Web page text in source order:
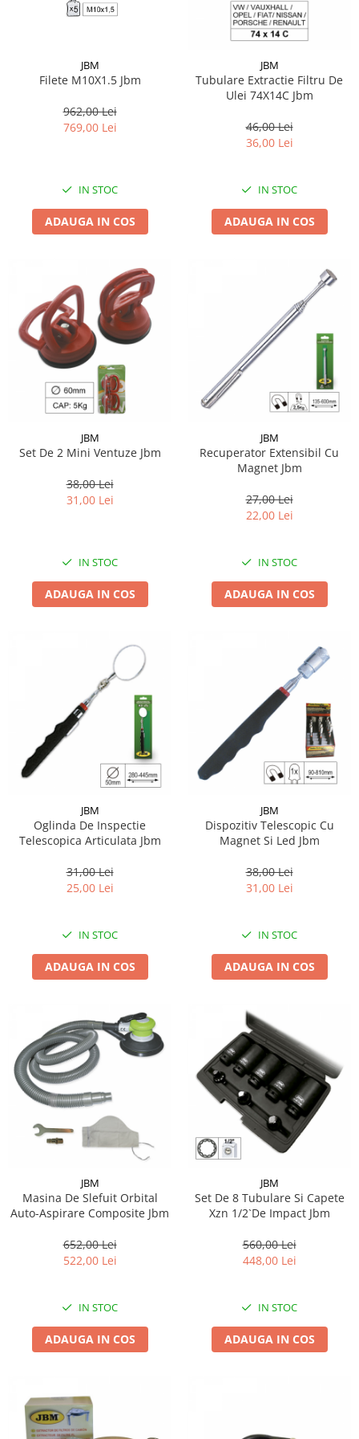
Lichid de frana
Filtru combustibil
Filtru ulei moto
Intretinere echipament moto
Curatare moto
Genti bagaje moto
Huse moto
Suporti si kituri montaj topcase
Suporti si placi prindere
JBM
Filete M10X1.5 Jbm
962,00 Lei
769,00 Lei
IN STOC
ADAUGA IN COS
JBM
Tubulare Extractie Filtru De
Ulei 74X14C Jbm
46,00 Lei
36,00 Lei
IN STOC
ADAUGA IN COS
JBM
Set De 2 Mini Ventuze Jbm
38,00 Lei
31,00 Lei
IN STOC
ADAUGA IN COS
JBM
Recuperator Extensibil Cu
Magnet Jbm
27,00 Lei
22,00 Lei
IN STOC
ADAUGA IN COS
JBM
Oglinda De Inspectie
Telescopica Articulata Jbm
31,00 Lei
25,00 Lei
IN STOC
ADAUGA IN COS
JBM
Dispozitiv Telescopic Cu
Magnet Si Led Jbm
38,00 Lei
31,00 Lei
IN STOC
ADAUGA IN COS
JBM
Masina De Slefuit Orbital
Auto-Aspirare Composite Jbm
652,00 Lei
522,00 Lei
IN STOC
ADAUGA IN COS
JBM
Set De 8 Tubulare Si Capete
Xzn 1/2`De Impact Jbm
560,00 Lei
448,00 Lei
IN STOC
ADAUGA IN COS